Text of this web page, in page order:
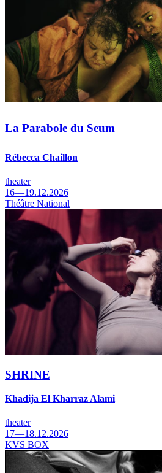
La Parabole du Seum
Rébecca Chaillon
theater
16—19.12.2026
Théâtre National
SHRINE
Khadija El Kharraz Alami
theater
17—18.12.2026
KVS BOX